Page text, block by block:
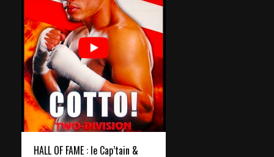
HALL OF FAME : le Cap’tain &